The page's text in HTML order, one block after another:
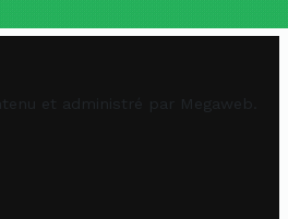
et administré par Megaweb